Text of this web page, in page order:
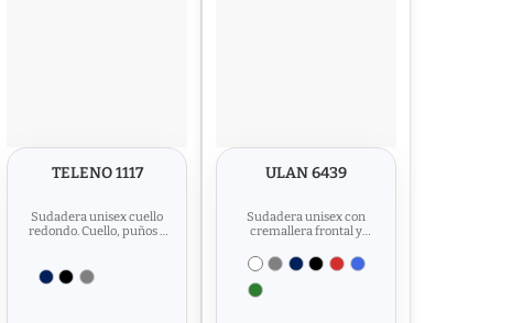
TELENO 1117
Sudadera unisex cuello
redondo. Cuello, puños y
ULAN 6439
Sudadera unisex con
cremallera frontal y
tono. Dos bolsillos...